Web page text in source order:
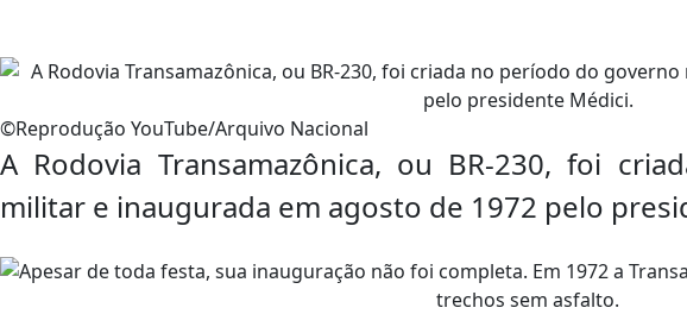
©Reprodução YouTube/Arquivo Nacional
A Rodovia Transamazônica, ou BR-230, foi
militar e inaugurada em agosto de 1972 pelo